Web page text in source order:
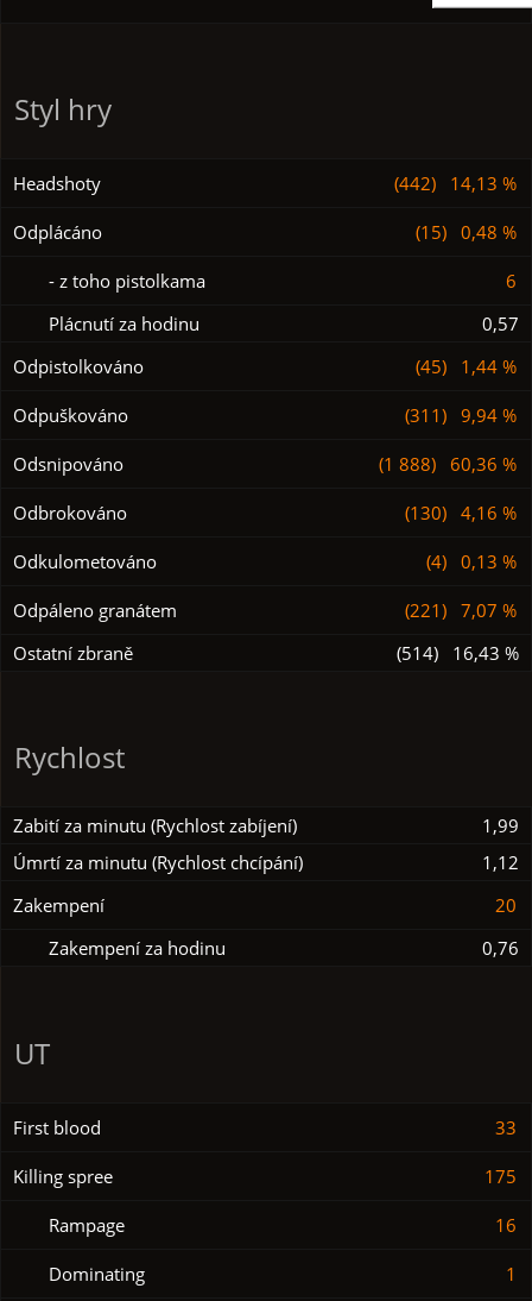
Styl hry
Headshoty (442) 14,13 %
Odplácáno (15) 0,48 %
- z toho pistolkama
6
Plácnutí za hodinu
0,57
Odpistolkováno
(45) 1,44 %
Odpuškováno (311) 9,94 %
Odsnipováno (1 888) 60,36 %
Odbrokováno (130) 4,16 %
Odkulometováno (4) 0,13 %
Odpáleno granátem
(221) 7,07 %
Ostatní zbraně
(514) 16,43 %
Rychlost
Zabití za minutu (Rychlost zabíjení)
1,99
Úmrtí za minutu (Rychlost chcípání)
1,12
Zakempení
20
Zakempení za hodinu
0,76
UT
First blood 33
Killing spree 175
Rampage 16
Dominating 1